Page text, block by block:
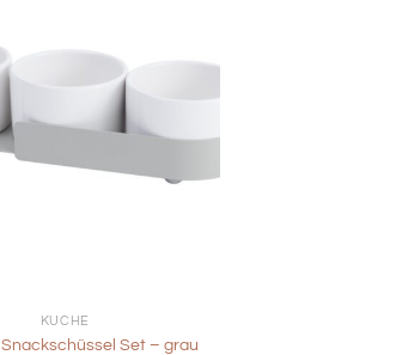
KÜCHE
Snackschüssel Set – grau